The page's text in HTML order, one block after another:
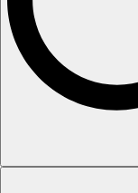
Search